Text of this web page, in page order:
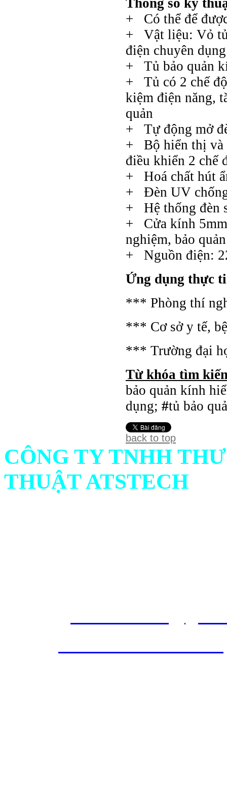
Thông số kỹ
+ Có thể để
+ Vật liệu: Vỏ tủ
điện chuyên dụng
+ Tủ bảo quản
+ Tủ có 2 chế
kiệm điện năng,
quản
+ Tự động mở
+ Bộ hiển thị và
điều khiển 2 chế
+ Hoá chất hút
+ Đèn UV
+ Hệ thống đèn
+ Cửa kính 5mm
nghiệm, bảo
+ Nguồn điện:
Ứng dụng thực
*** Phòng thí
*** Cơ sở y tế,
*** Trường đại
Từ khóa tìm
bảo quản kính
dụng; #tủ bảo
back to top
CÔNG TY TNHH
THUẬT ATSTECH